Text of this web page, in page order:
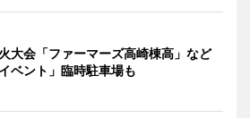
大会「ファーマーズ高崎棟高」など
イベント」臨時駐車場も